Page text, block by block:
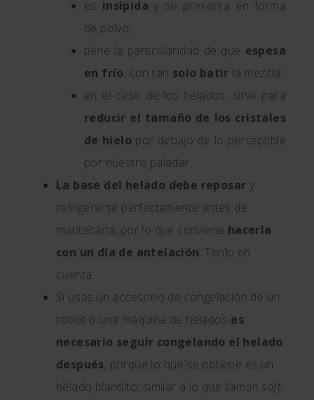
es insípida y se presenta en forma
de polvo;
tiene la particularidad de que espesa
en frío, con tan solo batir la mezcla;
en el caso de los helados, sirve para
reducir el tamaño de los cristales
de hielo por debajo de lo perceptible
por nuestro paladar.
La base del helado debe reposar y
refrigerarse perfectamente antes de
mantecarla, por lo que conviene hacerla
con un día de antelación. Tenlo en
cuenta.
Si usas un accesorio de congelación de un
robot o una máquina de helados es
necesario seguir congelando el helado
después, porque lo que se obtiene es un
helado blandito, similar a lo que llaman soft